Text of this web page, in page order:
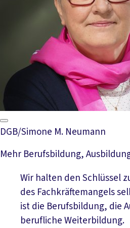
DGB/Simone M. Neumann
Mehr Berufsbildung,
Wir halten den Schlüssel
des Fachkräftemangels
ist die Berufsbildung, die
berufliche Weiterbildung.